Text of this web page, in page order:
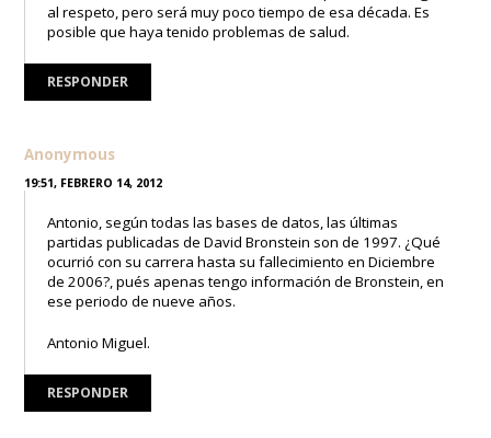
al respeto, pero será muy poco tiempo de esa década. Es
posible que haya tenido problemas de salud.
RESPONDER
Anonymous
19:51, FEBRERO 14, 2012
Antonio, según todas las bases de datos, las últimas
partidas publicadas de David Bronstein son de 1997. ¿Qué
ocurrió con su carrera hasta su fallecimiento en Diciembre
de 2006?, pués apenas tengo información de Bronstein, en
ese periodo de nueve años.
Antonio Miguel.
RESPONDER